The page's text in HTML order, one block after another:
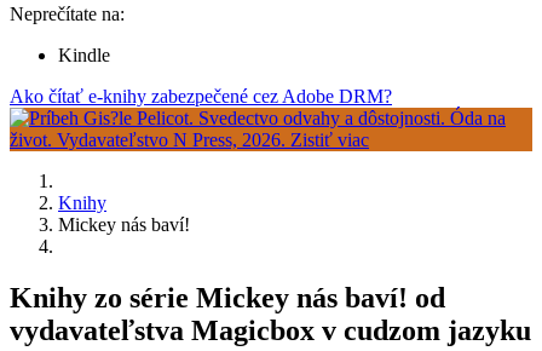
Neprečítate na:
Kindle
Ako čítať e-knihy zabezpečené cez Adobe DRM?
Knihy
Mickey nás baví!
Knihy zo série Mickey nás baví! od
vydavateľstva Magicbox v cudzom jazyku